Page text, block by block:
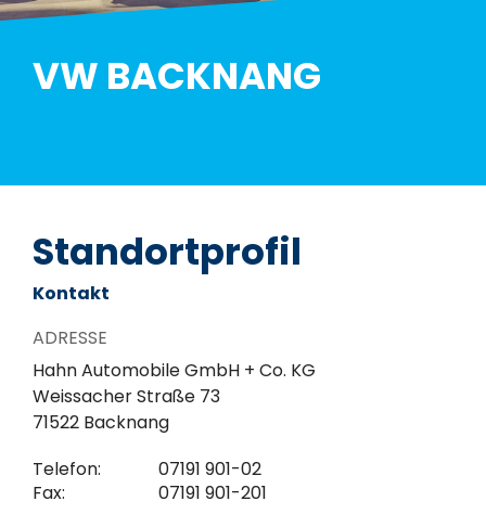
VW BACKNANG
Standortprofil
Kontakt
ADRESSE
Hahn Automobile GmbH + Co. KG
Weissacher Straße 73
71522 Backnang
Telefon:
07191 901-02
Fax:
07191 901-201